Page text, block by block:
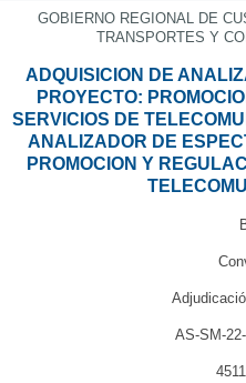
GOBIERNO REGIONAL DE
TRANSPORTES Y
ADQUISICION DE
PROYECTO:
SERVICIOS DE
ANALIZADOR DE
PROMOCION Y
AS-SM-